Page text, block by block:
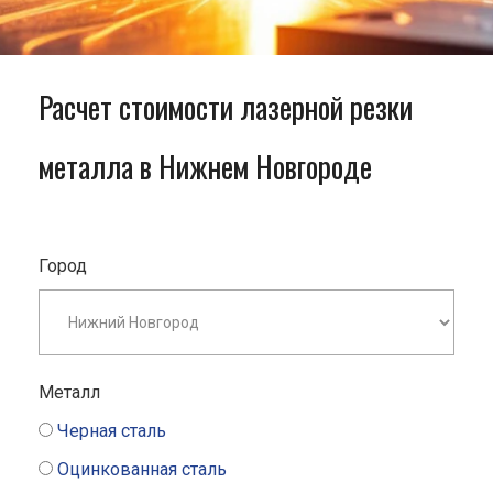
Расчет стоимости лазерной резки
металла в Нижнем Новгороде
Город
Металл
Черная сталь
Оцинкованная сталь